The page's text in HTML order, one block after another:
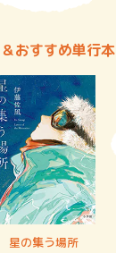
おすすめ単行本
星の集う場所